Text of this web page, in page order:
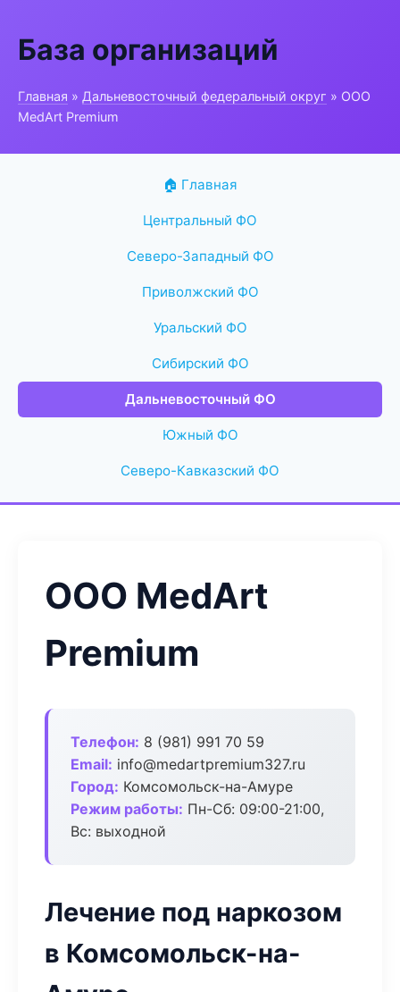
База организаций
Главная » Дальневосточный федеральный округ » ООО
MedArt Premium
🏠 Главная
Центральный ФО
Северо-Западный ФО
Приволжский ФО
Уральский ФО
Сибирский ФО
Дальневосточный ФО
Южный ФО
Северо-Кавказский ФО
ООО MedArt
Premium
Телефон: 8 (981) 991 70 59
Email: info@medartpremium327.ru
Город: Комсомольск-на-Амуре
Режим работы: Пн-Сб: 09:00-21:00,
Вс: выходной
Лечение под наркозом
в Комсомольск-на-